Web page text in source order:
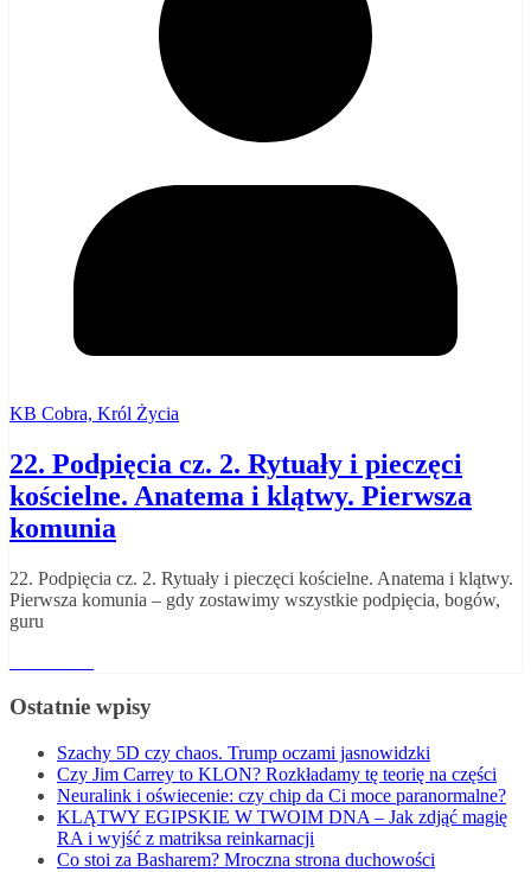
KB Cobra, Król Życia
22. Podpięcia cz. 2. Rytuały i pieczęci
kościelne. Anatema i klątwy. Pierwsza
komunia
22. Podpięcia cz. 2. Rytuały i pieczęci kościelne. Anatema i klątwy.
Pierwsza komunia – gdy zostawimy wszystkie podpięcia, bogów,
guru
Ostatnie wpisy
Szachy 5D czy chaos. Trump oczami jasnowidzki
Czy Jim Carrey to KLON? Rozkładamy tę teorię na części
Neuralink i oświecenie: czy chip da Ci moce paranormalne?
KLĄTWY EGIPSKIE W TWOIM DNA – Jak zdjąć magię
RA i wyjść z matriksa reinkarnacji
Co stoi za Basharem? Mroczna strona duchowości